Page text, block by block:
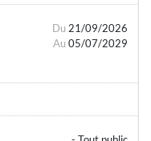
Du 21/09/2026
Au 05/07/2029